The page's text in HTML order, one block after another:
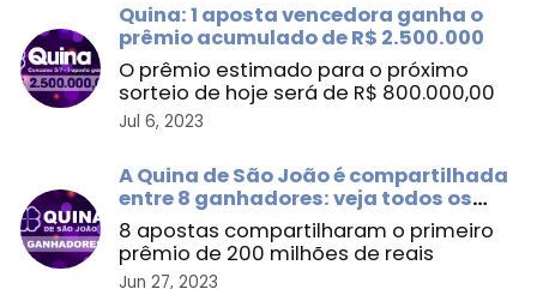
Quina: 1 aposta vencedora ganha o
prêmio acumulado de R$ 2.500.000
O prêmio estimado para o próximo
sorteio de hoje será de R$ 800.000,00
Jul 6, 2023
A Quina de São João é compartilhada
entre 8 ganhadores: veja todos os
resultados
8 apostas compartilharam o primeiro
prêmio de 200 milhões de reais
Jun 27, 2023